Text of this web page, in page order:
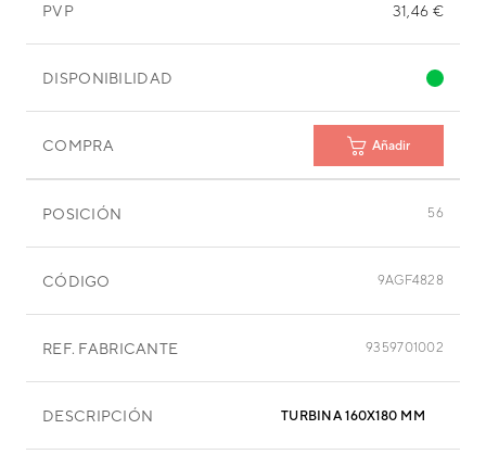
PVP 31,46 €
DISPONIBILIDAD
COMPRA Añadir
POSICIÓN 56
CÓDIGO 9AGF4828
REF. FABRICANTE 9359701002
DESCRIPCIÓN TURBINA 160X180 MM